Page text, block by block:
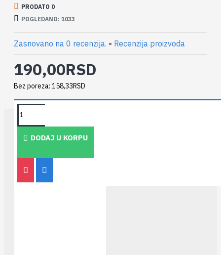
PRODATO 0
POGLEDANO: 1033
Zasnovano na 0 recenzija. - Recenzija proizvoda
190,00RSD
Bez poreza: 158,33RSD
DODAJ U KORPU
TAKOĐE PREPORUČUJEMO